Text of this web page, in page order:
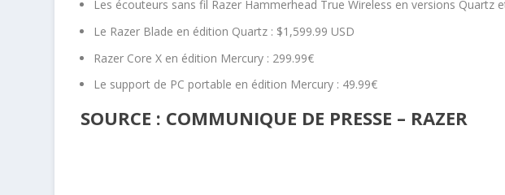
Les écouteurs sans fil Razer Hammerhead True Wireless en versions Quartz
Le Razer Blade en édition Quartz : $1,599.99 USD
Razer Core X en édition Mercury : 299.99€
Le support de PC portable en édition Mercury : 49.99€
SOURCE : COMMUNIQUE DE PRESSE – RAZER